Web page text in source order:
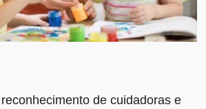
de cuidadoras e